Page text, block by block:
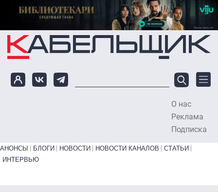
Перейти к основному содержанию
О нас
Реклама
Подписка
Primary links bottom
АНОНСЫ БЛОГИ НОВОСТИ НОВОСТИ КАНАЛОВ
СТАТЬИ
ИНТЕРВЬЮ